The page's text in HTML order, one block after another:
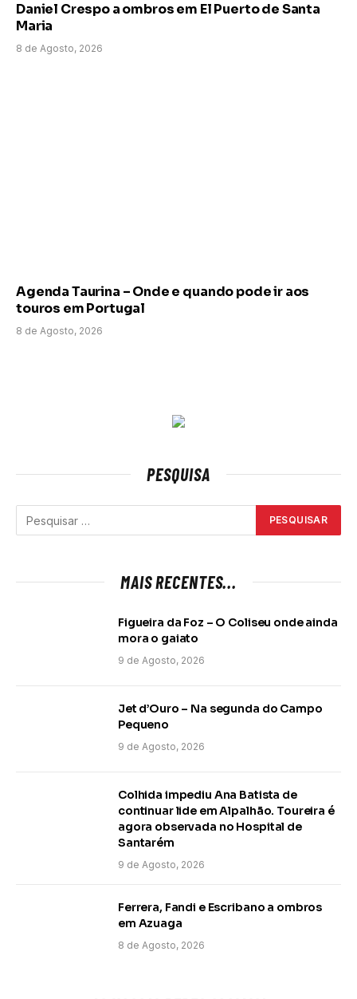
Daniel Crespo a ombros em El Puerto de Santa
Maria
8 de Agosto, 2026
Agenda Taurina – Onde e quando pode ir aos
touros em Portugal
8 de Agosto, 2026
PESQUISA
MAIS RECENTES...
Figueira da Foz – O Coliseu onde ainda
mora o gaiato
9 de Agosto, 2026
Jet d’Ouro – Na segunda do Campo
Pequeno
9 de Agosto, 2026
Colhida impediu Ana Batista de
continuar lide em Alpalhão. Toureira é
agora observada no Hospital de
Santarém
9 de Agosto, 2026
Ferrera, Fandi e Escribano a ombros
em Azuaga
8 de Agosto, 2026